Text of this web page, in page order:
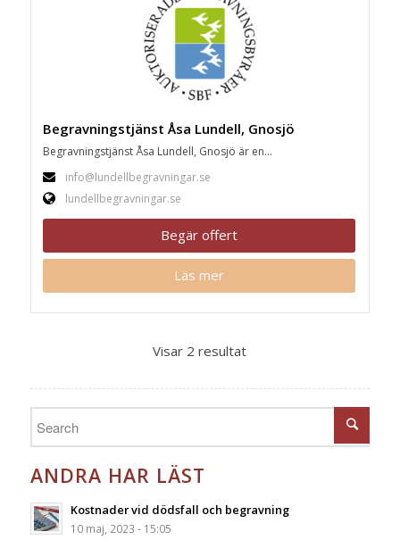
Begravningstjänst Åsa Lundell, Gnosjö
Begravningstjänst Åsa Lundell, Gnosjö är en...
info@lundellbegravningar.se
lundellbegravningar.se
Begär offert
Läs mer
Visar 2 resultat
ANDRA HAR LÄST
Kostnader vid dödsfall och begravning
10 maj, 2023 - 15:05